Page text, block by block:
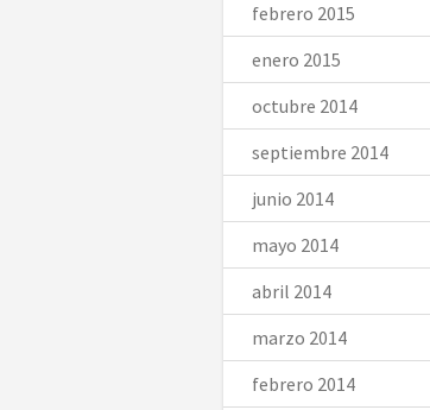
febrero 2015
enero 2015
octubre 2014
septiembre 2014
junio 2014
mayo 2014
abril 2014
marzo 2014
febrero 2014